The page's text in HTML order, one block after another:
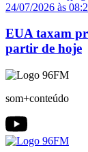
24/07/2026 às
EUA taxam
partir de hoje
som+conteúdo